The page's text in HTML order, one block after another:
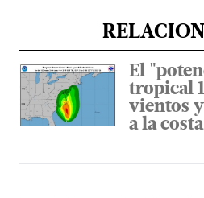
El
tropical
vientos
a la